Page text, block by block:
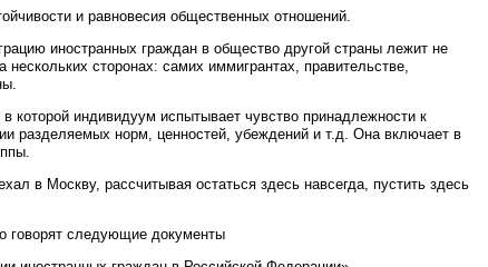
и равновесия общественных отношений.
иностранных граждан в общество другой страны лежит не
нескольких сторонах: самих иммигрантах, правительстве,
которой индивидуум испытывает чувство принадлежности к
разделяемых норм, ценностей, убеждений и т.д. Она включает в
в Москву, рассчитывая остаться здесь навсегда, пустить здесь
говорят следующие документы